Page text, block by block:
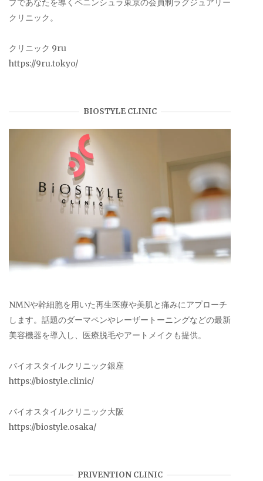
プであなたを導くペニンシュラ東京の会員制ラグジュアリー
クリニック。
クリニック 9ru
https://9ru.tokyo/
BIOSTYLE CLINIC
NMNや幹細胞を用いた再生医療や美肌と痛みにアプローチ
します。話題のダーマペンやレーザートーニングなどの最新
美容機器を導入し、医療脱毛やアートメイクも提供。
バイオスタイルクリニック銀座
https://biostyle.clinic/
バイオスタイルクリニック大阪
https://biostyle.osaka/
PRIVENTION CLINIC